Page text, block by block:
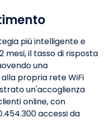
più intelligente e
mesi, il tasso di risposta
una
propria rete WiFi
un'accoglienza
online, con
accessi da